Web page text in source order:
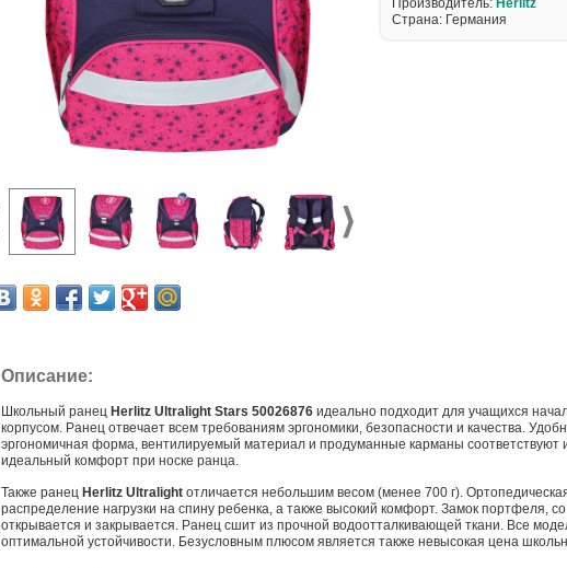
Производитель: Herlitz
Страна: Германия
Описание:
Школьный ранец Herlitz Ultralight Stars 50026876 идеально подходит для учащихся
корпусом. Ранец отвечает всем требованиям эргономики, безопасности и качества.
эргономичная форма, вентилируемый материал и продуманные карманы
идеальный комфорт при носке ранца.
Также ранец Herlitz Ultralight отличается небольшим весом (менее 700 г).
распределение нагрузки на спину ребенка, а также высокий комфорт. Замок портфеля,
открывается и закрывается. Ранец сшит из прочной водоотталкивающей ткани. Все
оптимальной устойчивости. Безусловным плюсом является также невысокая цена